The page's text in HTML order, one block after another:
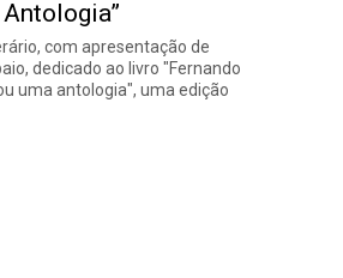
com apresentação de
dedicado ao livro "Fernando
uma antologia", uma edição